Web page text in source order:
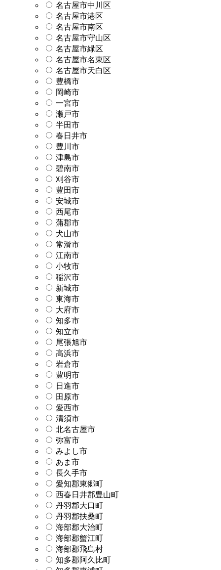
名古屋市中川区
名古屋市港区
名古屋市南区
名古屋市守山区
名古屋市緑区
名古屋市名東区
名古屋市天白区
豊橋市
岡崎市
一宮市
瀬戸市
半田市
春日井市
豊川市
津島市
碧南市
刈谷市
豊田市
安城市
西尾市
蒲郡市
犬山市
常滑市
江南市
小牧市
稲沢市
新城市
東海市
大府市
知多市
知立市
尾張旭市
高浜市
岩倉市
豊明市
日進市
田原市
愛西市
清須市
北名古屋市
弥富市
みよし市
あま市
長久手市
愛知郡東郷町
西春日井郡豊山町
丹羽郡大口町
丹羽郡扶桑町
海部郡大治町
海部郡蟹江町
海部郡飛島村
知多郡阿久比町